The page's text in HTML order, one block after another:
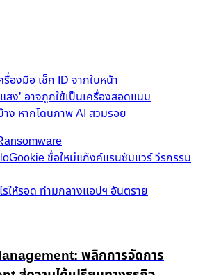
องมือ เช็ก ID จากใบหน้า
สง’ อาจถูกใช้เป็นเครื่องสอดแนม
าง หากโดนภาพ AI สวมรอย
ชื่อใหม่แก็งค์แรนซัมแวร์ วีรกรรม
ให้รอด ท่ามกลางแอปฯ อันตราย
พลิกการจัดการ